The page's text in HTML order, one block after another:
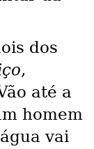
dos
,
até a
homem
vai